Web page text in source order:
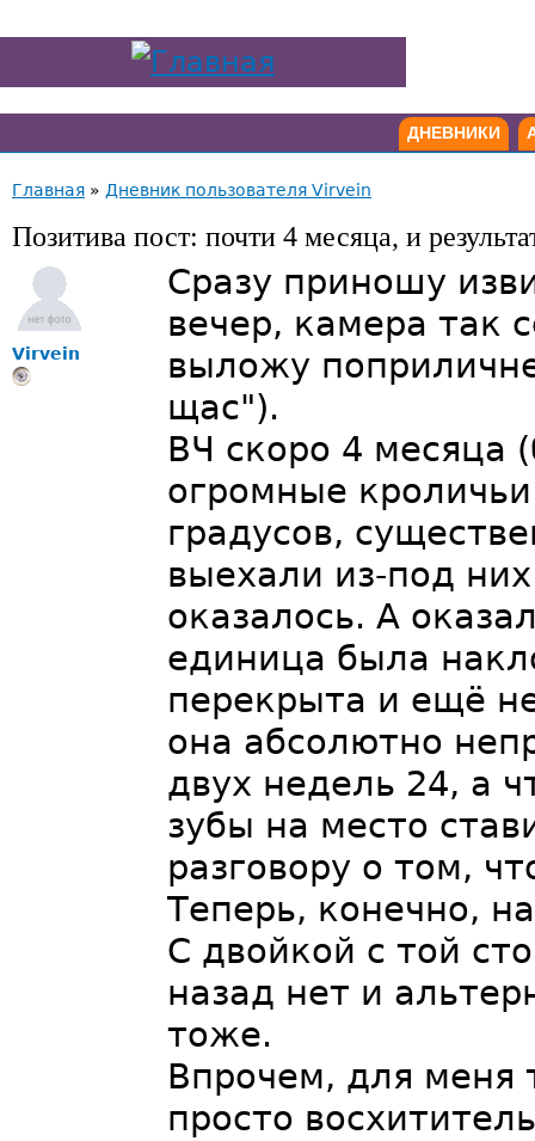
ДНЕВНИКИ
Главная » Дневник пользователя Virvein
Позитива пост: почти 4 месяца, и
Virvein
Сразу приношу
вечер, камера так
выложу
щас").
ВЧ скоро 4 месяца
огромные
градусов,
выехали из-под
оказалось. А
единица была
перекрыта и ещё
она абсолютно
двух недель 24, а
зубы на место
разговору о том,
Теперь, конечно,
С двойкой с той
назад нет и
тоже.
Впрочем, для меня
просто